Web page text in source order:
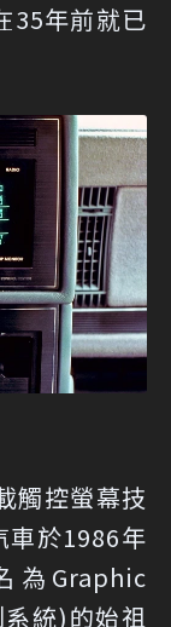
35年前就已
觸控螢幕技
於1986年
為Graphic
統)的始祖